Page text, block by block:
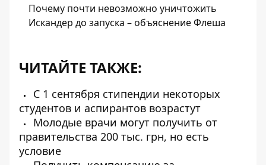
Почему почти невозможно уничтожить
Искандер до запуска – объяснение Флеша
ЧИТАЙТЕ ТАКЖЕ:
С 1 сентября стипендии некоторых
студентов и аспирантов возрастут
Молодые врачи могут получить от
правительства 200 тыс. грн, но есть
условие